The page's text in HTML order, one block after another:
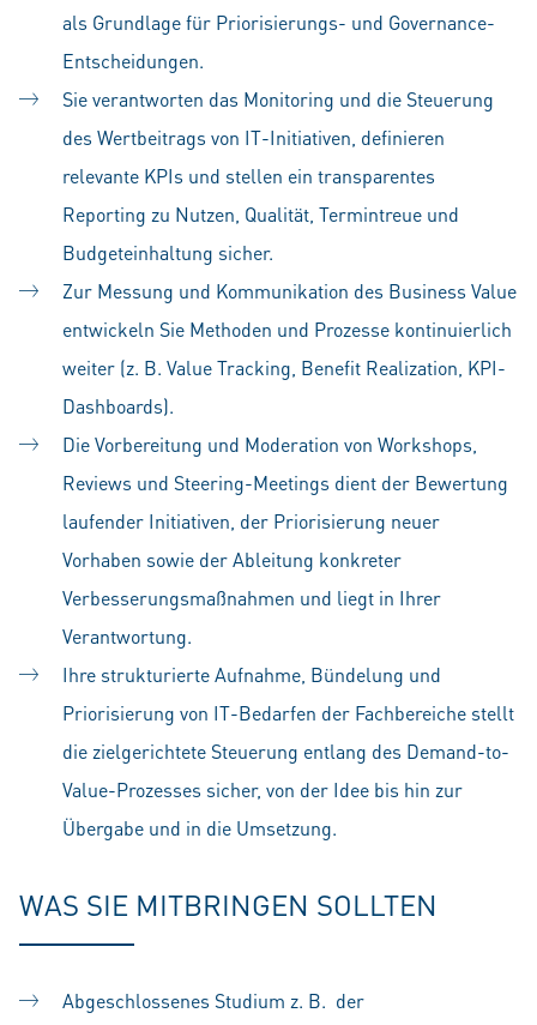
als Grundlage für Priorisierungs- und Governance-
Entscheidungen.
Sie verantworten das Monitoring und die Steuerung
des Wertbeitrags von IT-Initiativen, definieren
relevante KPIs und stellen ein transparentes
Reporting zu Nutzen, Qualität, Termintreue und
Budgeteinhaltung sicher.
Zur Messung und Kommunikation des Business Value
entwickeln Sie Methoden und Prozesse kontinuierlich
weiter (z. B. Value Tracking, Benefit Realization, KPI-
Dashboards).
Die Vorbereitung und Moderation von Workshops,
Reviews und Steering-Meetings dient der Bewertung
laufender Initiativen, der Priorisierung neuer
Vorhaben sowie der Ableitung konkreter
Verbesserungsmaßnahmen und liegt in Ihrer
Verantwortung.
Ihre strukturierte Aufnahme, Bündelung und
Priorisierung von IT-Bedarfen der Fachbereiche stellt
die zielgerichtete Steuerung entlang des Demand-to-
Value-Prozesses sicher, von der Idee bis hin zur
Übergabe und in die Umsetzung.
WAS SIE MITBRINGEN SOLLTEN
Abgeschlossenes Studium z. B. der